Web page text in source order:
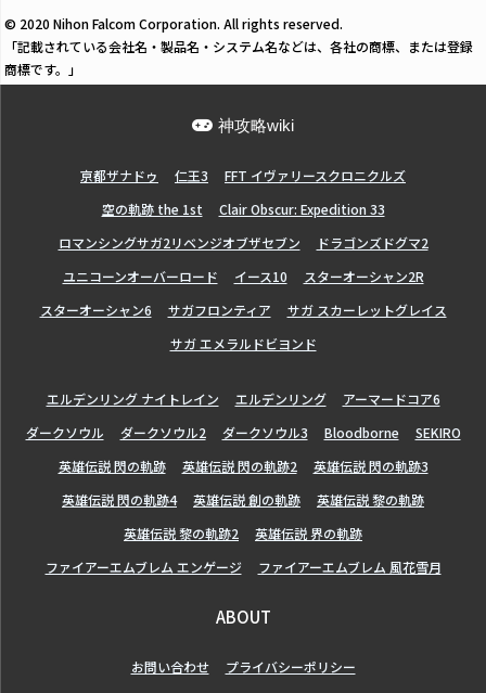
© 2020 Nihon Falcom Corporation. All rights reserved.
「記載されている会社名・製品名・システム名などは、各社の商標、または登録
商標です。」
神攻略wiki
亰都ザナドゥ 仁王3
FFT イヴァリースクロニクルズ
空の軌跡 the 1st
Clair Obscur: Expedition 33
ロマンシングサガ2リベンジオブザセブン
ドラゴンズドグマ2
ユニコーンオーバーロード
イース10
スターオーシャン2R
スターオーシャン6
サガフロンティア
サガ スカーレットグレイス
サガ エメラルドビヨンド
エルデンリング ナイトレイン エルデンリング
アーマードコア6
ダークソウル
ダークソウル2 ダークソウル3 Bloodborne
SEKIRO
英雄伝説 閃の軌跡
英雄伝説 閃の軌跡2
英雄伝説 閃の軌跡3
英雄伝説 閃の軌跡4
英雄伝説 創の軌跡
英雄伝説 黎の軌跡
英雄伝説 黎の軌跡2
英雄伝説 界の軌跡
ファイアーエムブレム エンゲージ
ファイアーエムブレム 風花雪月
ABOUT
お問い合わせ プライバシーポリシー